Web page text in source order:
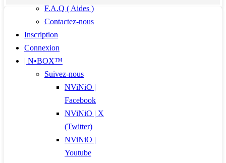
F.A.Q ( Aides )
Contactez-nous
Inscription
Connexion
| N•BOX™
Suivez-nous
NViNiO |
Facebook
NViNiO | X
(Twitter)
NViNiO |
Youtube